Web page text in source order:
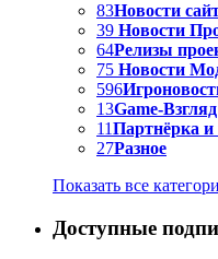
83Новости
39 Новости
64Релизы
75 Новости
596
13Game-Взгляд
11Партнёрка
27Разное
Показать все
Доступные